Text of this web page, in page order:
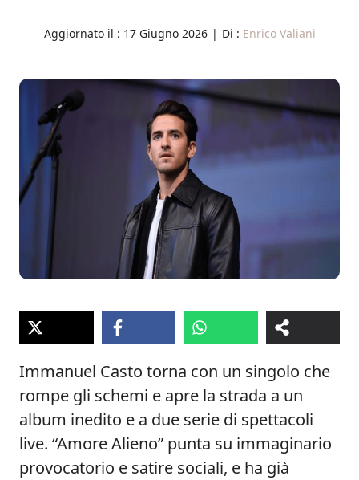
Aggiornato il : 17 Giugno 2026 | Di : Enrico Valiani
Immanuel Casto torna con un singolo che
rompe gli schemi e apre la strada a un
album inedito e a due serie di spettacoli
live. “Amore Alieno” punta su immaginario
provocatorio e satire sociali, e ha già